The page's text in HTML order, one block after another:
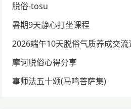
脱俗-tosu
暑期9天静心打坐课程
2026端午10天脱俗气质养成交流
摩诃脱俗心得分享
事师法五十颂(马鸣菩萨集)